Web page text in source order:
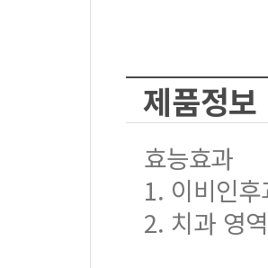
제품정보
효능효과
1. 이비인
2. 치과 영